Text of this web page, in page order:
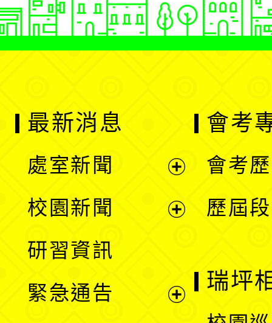
最新消息
處室新聞
單
校園新聞
選
研習資訊
緊急通告
會考
會考
歷屆
瑞坪